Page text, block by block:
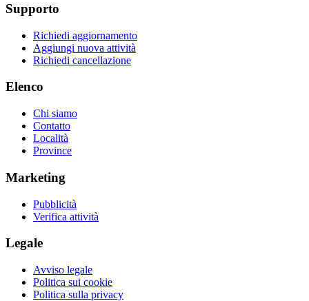
Supporto
Richiedi aggiornamento
Aggiungi nuova attività
Richiedi cancellazione
Elenco
Chi siamo
Contatto
Località
Province
Marketing
Pubblicità
Verifica attività
Legale
Avviso legale
Politica sui cookie
Politica sulla privacy